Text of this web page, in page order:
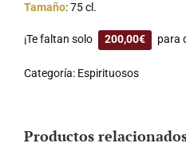
Tamaño: 75 cl.
¡Te faltan solo 200,00€ para
Categoría: Espirituosos
Productos